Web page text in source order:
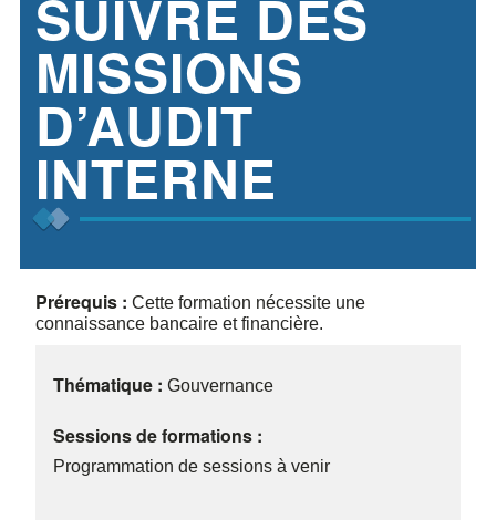
SUIVRE DES
MISSIONS
D’AUDIT
INTERNE
Prérequis : Cette formation nécessite une
connaissance bancaire et financière.
Thématique : Gouvernance
Sessions de formations :
Programmation de sessions à venir